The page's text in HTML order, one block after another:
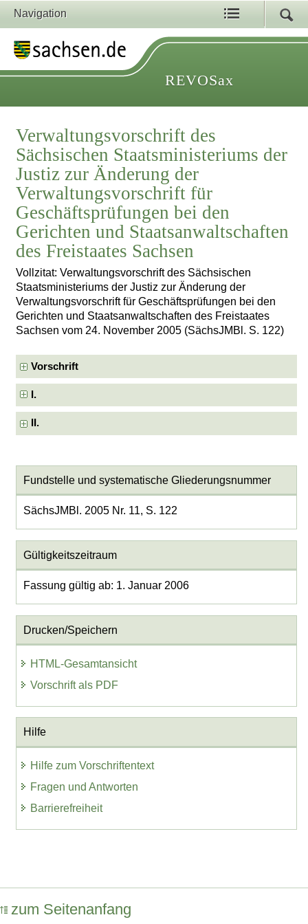
Navigation
REVOSax
Verwaltungsvorschrift des
Sächsischen Staatsministeriums der
Justiz zur Änderung der
Verwaltungsvorschrift für
Geschäftsprüfungen bei den
Gerichten und Staatsanwaltschaften
des Freistaates Sachsen
Vollzitat: Verwaltungsvorschrift des Sächsischen
Staatsministeriums der Justiz zur Änderung der
Verwaltungsvorschrift für Geschäftsprüfungen bei den
Gerichten und Staatsanwaltschaften des Freistaates
Sachsen vom 24. November 2005 (SächsJMBl. S. 122)
Vorschrift
I.
II.
Fundstelle und systematische Gliederungsnummer
SächsJMBl. 2005 Nr. 11, S. 122
Gültigkeitszeitraum
Fassung gültig ab: 1. Januar 2006
Drucken/Speichern
HTML-Gesamtansicht
Vorschrift als PDF
Hilfe
Hilfe zum Vorschriftentext
Fragen und Antworten
Barrierefreiheit
zum Seitenanfang